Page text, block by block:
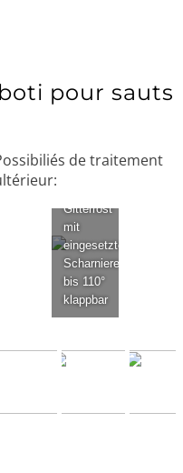
pour sauts
de traitement
Gitterrost
mit
eingesetzten
Scharniere
bis 110°
klappbar